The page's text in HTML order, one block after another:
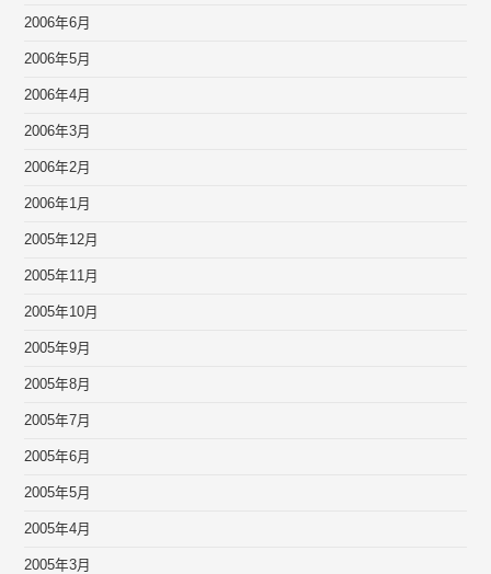
2006年6月
2006年5月
2006年4月
2006年3月
2006年2月
2006年1月
2005年12月
2005年11月
2005年10月
2005年9月
2005年8月
2005年7月
2005年6月
2005年5月
2005年4月
2005年3月